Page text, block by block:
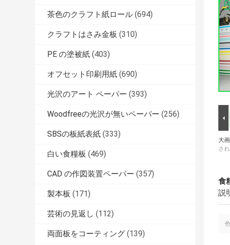
茶色のクラフト紙ロール (694)
クラフトはさみ金板 (310)
PE の塗被紙 (403)
オフセット印刷用紙 (690)
光沢のアート ペーパー (393)
Woodfreeの光沢が無いペーパー (256)
SBSの板紙表紙 (333)
白い食糧板 (469)
CAD の作図装置ペーパー (357)
製本板 (171)
芸術の見返し (112)
両面板をコーティング (139)
大
さ
食
説